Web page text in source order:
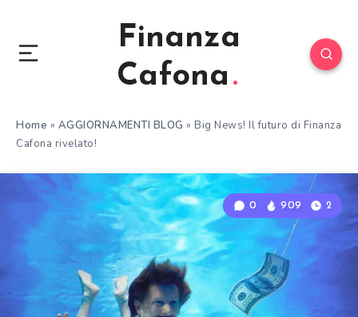
Finanza
Cafona
Home » AGGIORNAMENTI BLOG » Big News! Il futuro di Finanza
Cafona rivelato!
0 909 2